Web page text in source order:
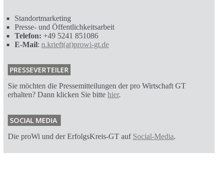
Standortmarketing
Presse- und Öffentlichkeitsarbeit
Telefon: +49 5241 851086
E-Mail: n.krieft(at)prowi-gt.de
PRESSEVERTEILER
Sie möchten die Pressemitteilungen der pro Wirtschaft GT
erhalten? Dann klicken Sie bitte hier.
SOCIAL MEDIA
Die proWi und der ErfolgsKreis-GT auf Social-Media.